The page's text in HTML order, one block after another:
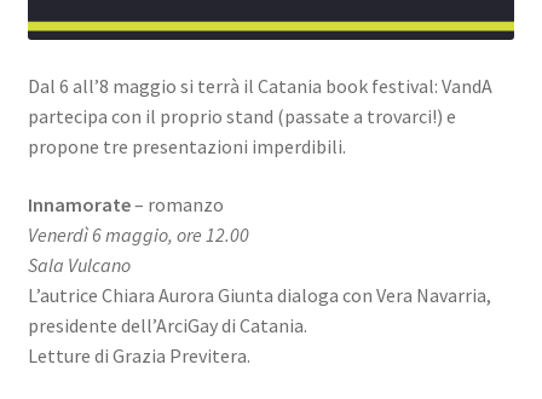
Dal 6 all’8 maggio si terrà il Catania book festival: VandA
partecipa con il proprio stand (passate a trovarci!) e
propone tre presentazioni imperdibili.
Innamorate– romanzo
Venerdì 6 maggio, ore 12.00
Sala Vulcano
L’autrice Chiara Aurora Giunta dialoga con Vera Navarria,
presidente dell’ArciGay di Catania.
Letture di Grazia Previtera.